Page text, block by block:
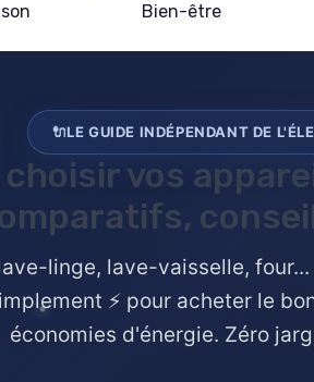
Bien-être
🔌LE GUIDE INDÉPENDANT DE
choisir vos
linge, lave-vaisselle,
⚡ pour acheter le
économies d'énergie. Zéro